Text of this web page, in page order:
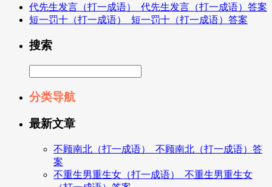
代先生发言（打一成语）_代先生发言（打一成语）答案
短一罚十（打一成语）_短一罚十（打一成语）答案
搜索
分类导航
最新文章
不顾南北（打一成语）_不顾南北（打一成语）答
案
不重生男重生女（打一成语）_不重生男重生女